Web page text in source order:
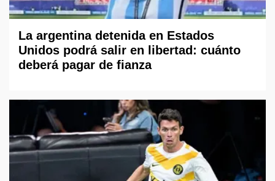
La argentina detenida en Estados
Unidos podrá salir en libertad: cuánto
deberá pagar de fianza